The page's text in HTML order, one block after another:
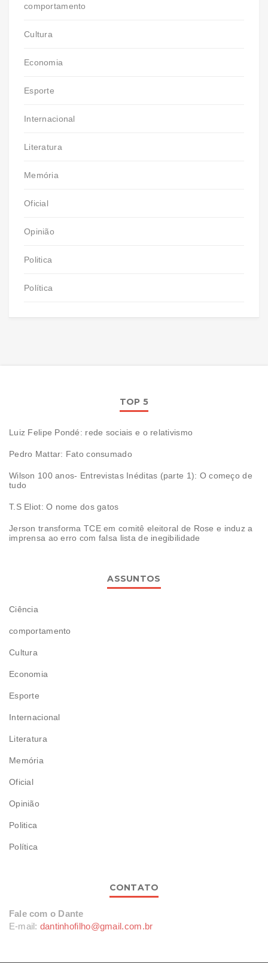
comportamento
Cultura
Economia
Esporte
Internacional
Literatura
Memória
Oficial
Opinião
Politica
Política
TOP 5
Luiz Felipe Pondé: rede sociais e o relativismo
Pedro Mattar: Fato consumado
Wilson 100 anos- Entrevistas Inéditas (parte 1): O começo de
tudo
T.S Eliot: O nome dos gatos
Jerson transforma TCE em comitê eleitoral de Rose e induz a
imprensa ao erro com falsa lista de inegibilidade
ASSUNTOS
Ciência
comportamento
Cultura
Economia
Esporte
Internacional
Literatura
Memória
Oficial
Opinião
Politica
Política
CONTATO
Fale com o Dante
E-mail: dantinhofilho@gmail.com.br